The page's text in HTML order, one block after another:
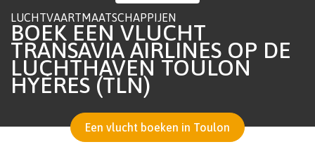
LUCHTVAARTMAATSCHAPPIJEN
BOEK EEN VLUCHT
TRANSAVIA AIRLINES OP DE
LUCHTHAVEN TOULON
HYÈRES (TLN)
Een vlucht boeken in Toulon